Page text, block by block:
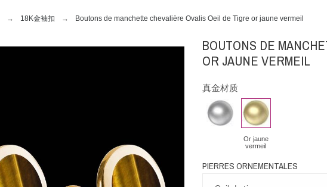
18K金袖扣 Boutons de manchette chevalière Ovalis Oeil de Tigre or jaune vermeil
BOUTONS DE
OR JAUNE VERMEIL
真金材质
Argent
palladié
Or
jaune
Or jaune
vermeil
PIERRES ORNEMENTALES